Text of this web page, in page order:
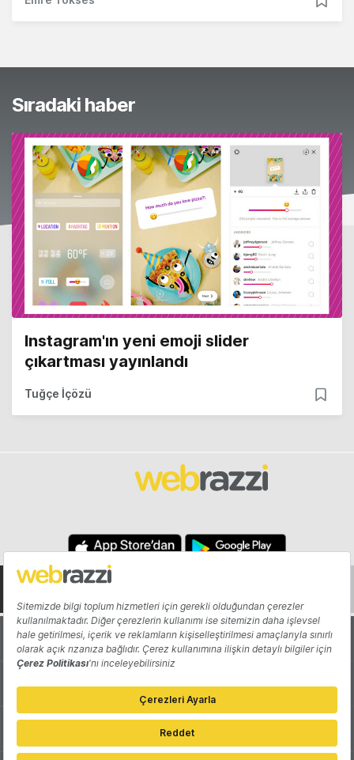
Sıradaki haber
Instagram'ın yeni emoji slider
çıkartması yayınlandı
Tuğçe İçözü
Hakkında Yazarlar
Katkıda Bulun Reklam